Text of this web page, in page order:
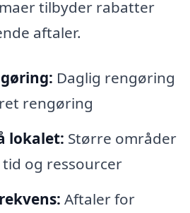
tilbyder rabatter
aftaler.
Daglig rengøring
rengøring
lokalet: Større områder
og ressourcer
Aftaler for